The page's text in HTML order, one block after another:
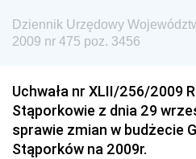
Wewnętrznego
Dziennik Urzędowy Urzędu
Dziennik Urzędowy
Krajowych i Autostrad
Dziennik Urzędowy Ministra
Dziennik Urzędowy
2009 nr 475 poz. 3456
Uchwała nr XLII/256/2009
Stąporkowie z dnia 29
sprawie zmian w budżecie
Stąporków na 2009r.